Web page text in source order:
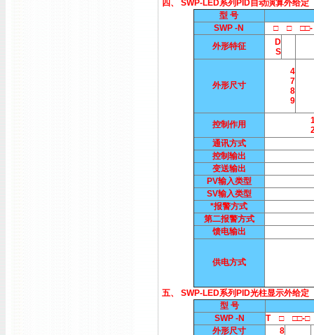
四、 SWP-LED系列PID自动演算外给定
型 号
SWP -N
□ □ □□-
外形特征
D
S
外形尺寸
4
7
8
9
控制作用
通讯方式
控制输出
变送输出
PV输入类型
SV输入类型
*报警方式
第二报警方式
馈电输出
供电方式
五、 SWP-LED系列PID光柱显示外给定
型 号
SWP -N
T □ □□-□
外形尺寸
8